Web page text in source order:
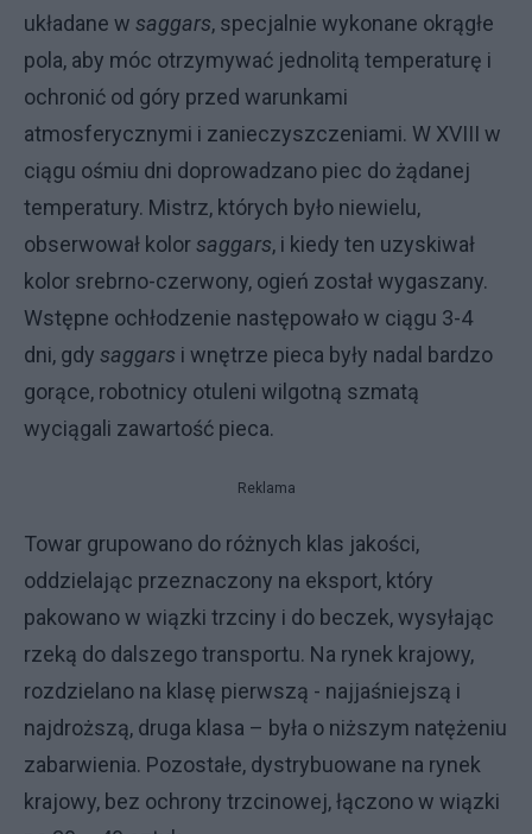
układane w saggars, specjalnie wykonane okrągłe
pola, aby móc otrzymywać jednolitą temperaturę i
ochronić od góry przed warunkami
atmosferycznymi i zanieczyszczeniami. W XVIII w
ciągu ośmiu dni doprowadzano piec do żądanej
temperatury. Mistrz, których było niewielu,
obserwował kolorsaggars, i kiedy ten uzyskiwał
kolor srebrno-czerwony, ogień został wygaszany.
Wstępne ochłodzenie następowało w ciągu 3-4
dni, gdy saggars i wnętrze pieca były nadal bardzo
gorące, robotnicy otuleni wilgotną szmatą
wyciągali zawartość pieca.
Reklama
Towar grupowano do różnych klas jakości,
oddzielając przeznaczony na eksport, który
pakowano w wiązki trzciny i do beczek, wysyłając
rzeką do dalszego transportu. Na rynek krajowy,
rozdzielano na klasę pierwszą - najjaśniejszą i
najdroższą, druga klasa – była o niższym natężeniu
zabarwienia. Pozostałe, dystrybuowane na rynek
krajowy, bez ochrony trzcinowej, łączono w wiązki